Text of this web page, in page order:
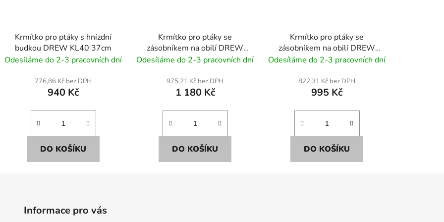
Krmítko pro ptáky s hnízdní
budkou DREW KL40 37cm
Odesíláme do 2-3 pracovních dní
776,86 Kč bez DPH
940 Kč
DO KOŠÍKU
Krmítko pro ptáky se
zásobníkem na obilí DREW
KW50 35cm
Odesíláme do 2-3 pracovních dní
975,21 Kč bez DPH
1 180 Kč
DO KOŠÍKU
Krmítko pro ptáky se
zásobníkem na obilí DREW
KW51 35cm
Odesíláme do 2-3 pracovních dní
822,31 Kč bez DPH
995 Kč
DO KOŠÍKU
Informace pro vás